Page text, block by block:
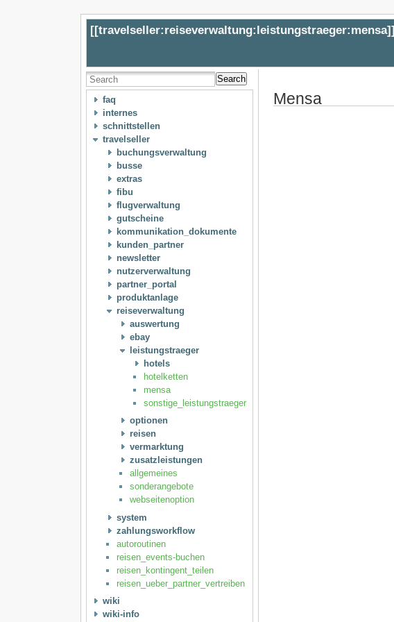
[[travelseller:reiseverwaltung:leistungstraeger:mensa]]
Search
faq
internes
schnittstellen
travelseller
buchungsverwaltung
busse
extras
fibu
flugverwaltung
gutscheine
kommunikation_dokumente
kunden_partner
newsletter
nutzerverwaltung
partner_portal
produktanlage
reiseverwaltung
auswertung
ebay
leistungstraeger
hotels
hotelketten
mensa
sonstige_leistungstraeger
optionen
reisen
vermarktung
zusatzleistungen
allgemeines
sonderangebote
webseitenoption
system
zahlungsworkflow
autoroutinen
reisen_events-buchen
reisen_kontingent_teilen
reisen_ueber_partner_vertreiben
wiki
wiki-info
Mensa